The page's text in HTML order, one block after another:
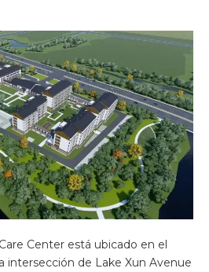
Center está ubicado en el
intersección de Lake Xun Avenue